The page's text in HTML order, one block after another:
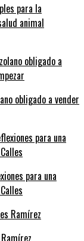
para la
animal
obligado a vender
para una